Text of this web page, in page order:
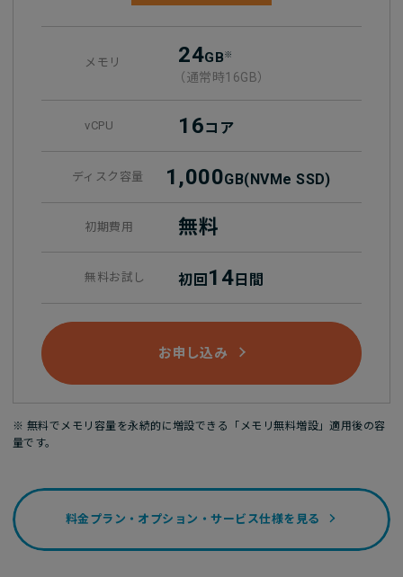
メモリ 24GB※
（通常時16GB）
vCPU 16コア
ディスク容量 1,000GB(NVMe SSD)
初期費用 無料
無料お試し 初回 14 日間
お申し込み
※ 無料でメモリ容量を永続的に増設できる「メモリ無料増設」適用後の容
量です。
料金プラン・オプション・サービス仕様を見る